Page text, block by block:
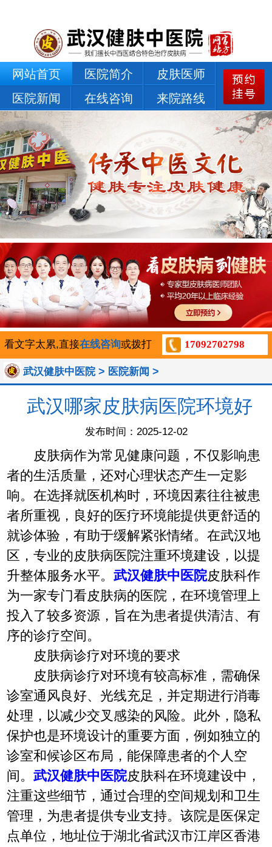
网站首页 医院简介
皮肤医师
医院新闻
在线咨询 来院路线
看文字太累,直接在线咨询或拨打 17092702798
武汉健肤中医院> 医院新闻 >
武汉哪家皮肤病医院环境好
发布时间：2025-12-02
皮肤病作为常见健康问题，不仅影响患
者的生活质量，还对心理状态产生一定影
响。在选择就医机构时，环境因素往往被患
者所重视，良好的医疗环境能提供更舒适的
就诊体验，有助于缓解紧张情绪。在武汉地
区，专业的皮肤病医院注重环境建设，以提
升整体服务水平。武汉健肤中医院皮肤科作
为一家专门看皮肤病的医院，在环境管理上
投入了较多资源，旨在为患者提供清洁、有
序的诊疗空间。
皮肤病诊疗对环境的要求
皮肤病诊疗对环境有较高标准，需确保
诊室通风良好、光线充足，并定期进行消毒
处理，以减少交叉感染的风险。此外，隐私
保护也是环境设计的重要方面，例如独立的
诊室和候诊区布局，能保障患者的个人空
间。武汉健肤中医院皮肤科在环境建设中，
注重这些细节，通过合理的空间规划和卫生
管理，为患者提供专业支持。该院是医保定
点单位，地址位于湖北省武汉市江岸区香港